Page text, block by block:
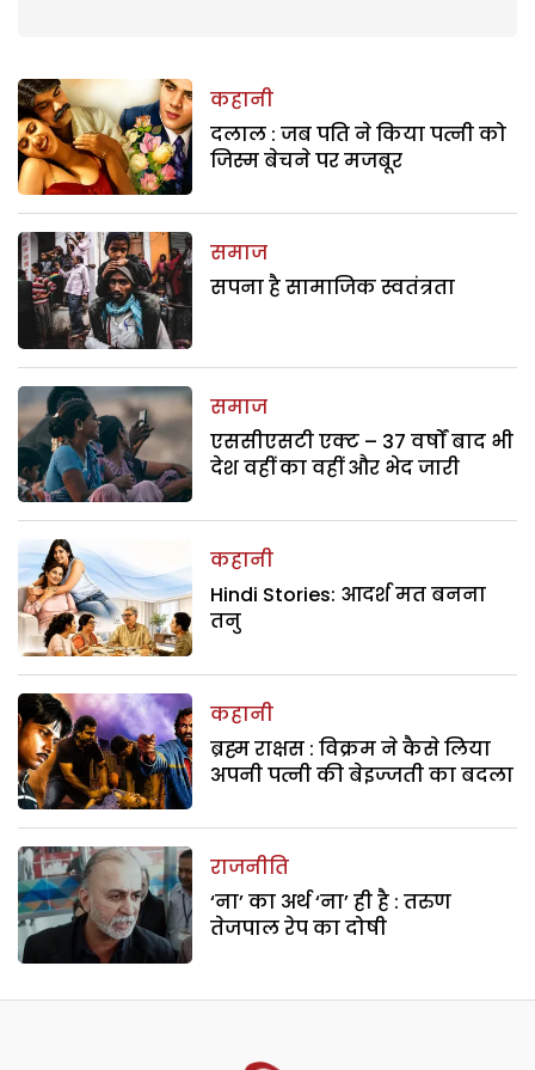
कहानी
दलाल : जब पति ने किया पत्नी को
जिस्म बेचने पर मजबूर
समाज
सपना है सामाजिक स्वतंत्रता
समाज
एससीएसटी एक्ट – 37 वर्षों बाद भी
देश वहीं का वहीं और भेद जारी
कहानी
Hindi Stories: आदर्श मत बनना
तनु
कहानी
ब्रह्म राक्षस : विक्रम ने कैसे लिया
अपनी पत्नी की बेइज्जती का बदला
राजनीति
‘ना’ का अर्थ ‘ना’ ही है : तरुण
तेजपाल रेप का दोषी